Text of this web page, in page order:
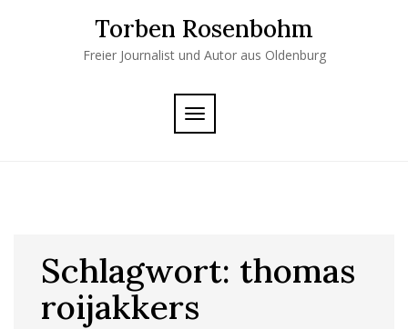
Torben Rosenbohm
Freier Journalist und Autor aus Oldenburg
TOGGLE
NAVIGATION
Schlagwort: thomas
roijakkers